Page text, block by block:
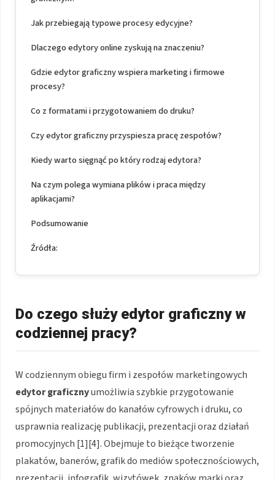
Jak przebiegają typowe procesy edycyjne?
Dlaczego edytory online zyskują na znaczeniu?
Gdzie edytor graficzny wspiera marketing i firmowe
procesy?
Co z formatami i przygotowaniem do druku?
Czy edytor graficzny przyspiesza pracę zespołów?
Kiedy warto sięgnąć po który rodzaj edytora?
Na czym polega wymiana plików i praca między
aplikacjami?
Podsumowanie
Źródła:
Do czego służy edytor graficzny w
codziennej pracy?
W codziennym obiegu firm i zespołów marketingowych
edytor graficznyumożliwia szybkie przygotowanie
spójnych materiałów do kanałów cyfrowych i druku, co
usprawnia realizację publikacji, prezentacji oraz działań
promocyjnych [1][4]. Obejmuje to bieżące tworzenie
plakatów, banerów, grafik do mediów społecznościowych,